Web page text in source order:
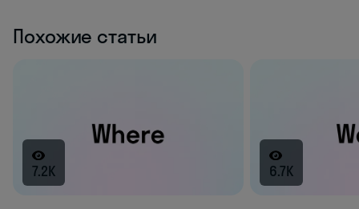
Похожие статьи
7.2K 6.7K